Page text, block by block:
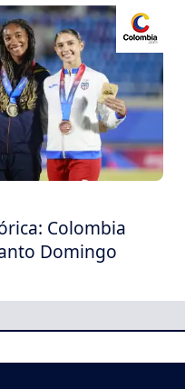
Colombia
Domingo